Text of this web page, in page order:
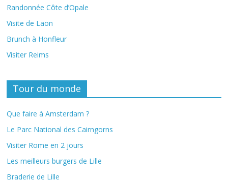
Randonnée Côte d’Opale
Visite de Laon
Brunch à Honfleur
Visiter Reims
Tour du monde
Que faire à Amsterdam ?
Le Parc National des Cairngorns
Visiter Rome en 2 jours
Les meilleurs burgers de Lille
Braderie de Lille